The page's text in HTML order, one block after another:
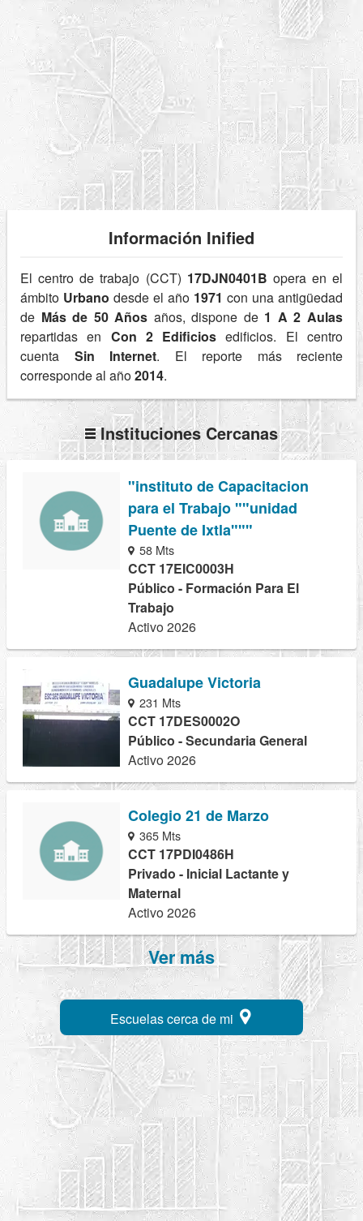
Información Inified
El centro de trabajo (CCT) 17DJN0401B opera en el
ámbito Urbano desde el año 1971 con una antigüedad
de Más de 50 Años años, dispone de 1 A 2 Aulas
repartidas en Con 2 Edificios edificios. El centro
cuenta Sin Internet. El reporte más reciente
corresponde al año2014.
Instituciones Cercanas
"instituto de Capacitacion
para el Trabajo ""unidad
Puente de Ixtla"""
58 Mts
CCT 17EIC0003H
Público - Formación Para El
Trabajo
Activo 2026
Guadalupe Victoria
231 Mts
CCT 17DES0002O
Público - Secundaria General
Activo 2026
Colegio 21 de Marzo
365 Mts
CCT 17PDI0486H
Privado - Inicial Lactante y
Maternal
Activo 2026
Ver más
Escuelas cerca de mi